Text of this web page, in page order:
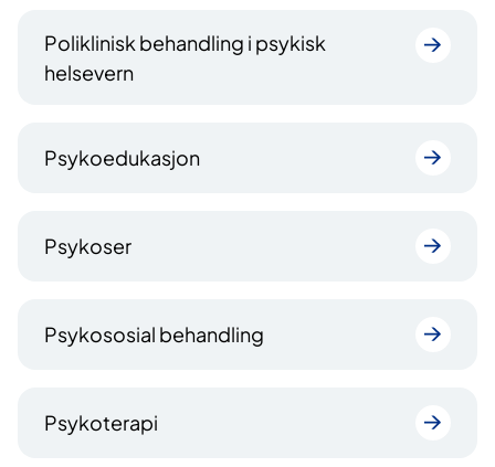
Poliklinisk behandling i psykisk
helsevern
Psykoedukasjon
Psykoser
Psykososial behandling
Psykoterapi